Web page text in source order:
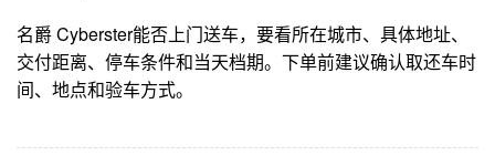
名爵 Cyberster能否上门送车，要看所在城市、具体地址、
交付距离、停车条件和当天档期。下单前建议确认取还车时
间、地点和验车方式。